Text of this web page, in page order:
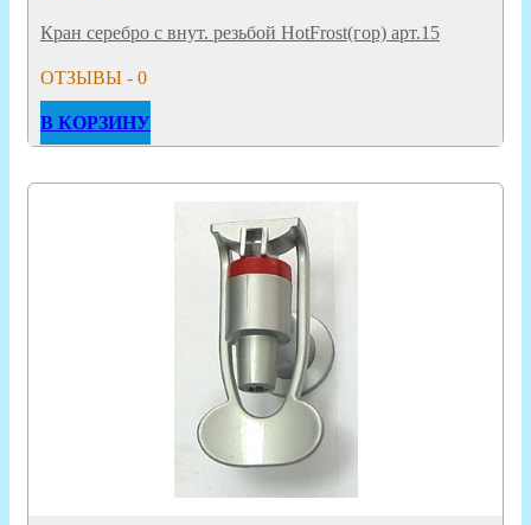
Кран серебро с внут. резьбой HotFrost(гор) арт.15
ОТЗЫВЫ - 0
В КОРЗИНУ